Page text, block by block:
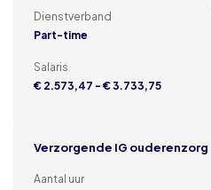
Dienstverband
Part-time
Salaris
€ 2.573,47 - € 3.733,75
Verzorgende IG ouderenzorg
Aantal uur